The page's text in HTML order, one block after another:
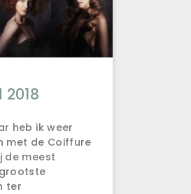
heb ik weer
met de Coiffure
de meest
ter